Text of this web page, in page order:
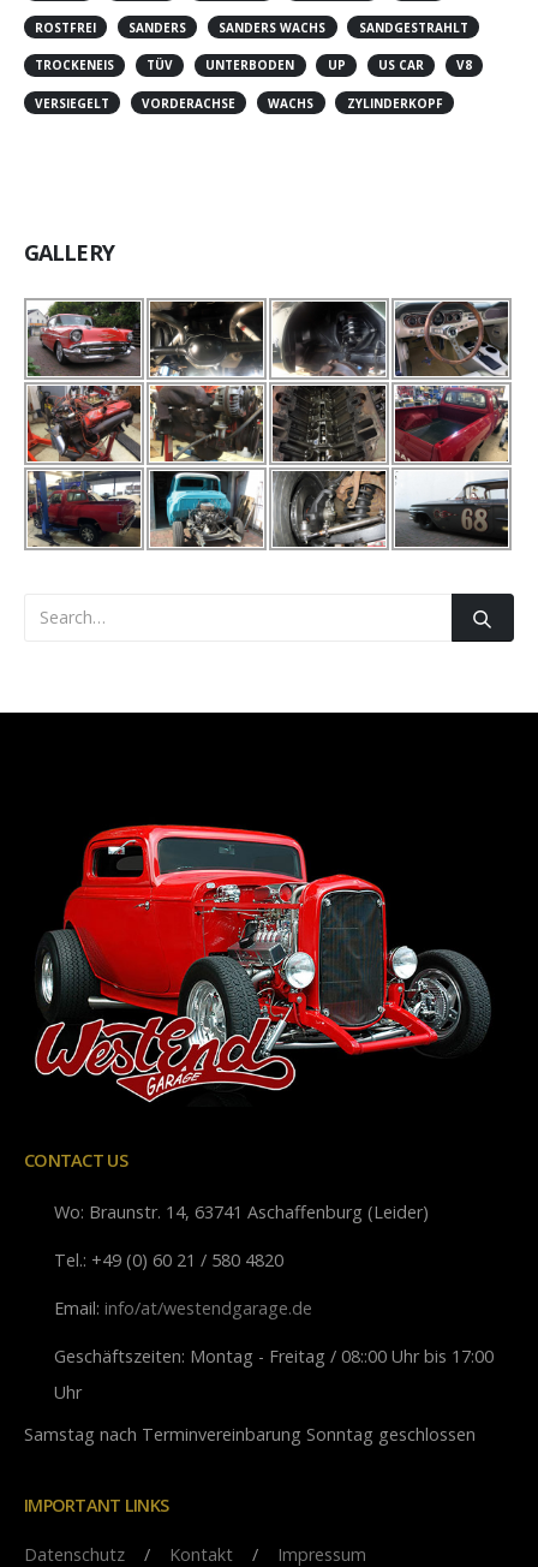
ROSTFREI SANDERS SANDERS WACHS SANDGESTRAHLT
TROCKENEIS TÜV UNTERBODEN UP US CAR V8
VERSIEGELT VORDERACHSE WACHS ZYLINDERKOPF
GALLERY
CONTACT US
Wo: Braunstr. 14, 63741 Aschaffenburg (Leider)
Tel.: +49 (0) 60 21 / 580 4820
Email: info/at/westendgarage.de
Geschäftszeiten: Montag - Freitag / 08::00 Uhr bis 17:00
Uhr
Samstag nach Terminvereinbarung Sonntag geschlossen
IMPORTANT LINKS
Datenschutz / Kontakt / Impressum